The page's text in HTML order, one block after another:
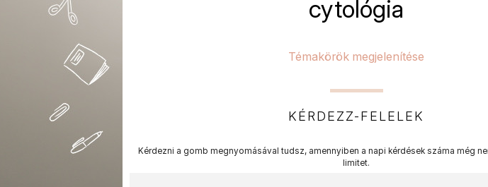
cytológia
Témakörök megjelenítése
KÉRDEZZ-FELELEK
Kérdezni a gomb megnyomásával tudsz, amennyiben a napi kérdések száma még
limitet.